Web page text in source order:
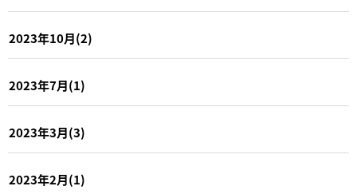
2023年10月(2)
2023年7月(1)
2023年3月(3)
2023年2月(1)